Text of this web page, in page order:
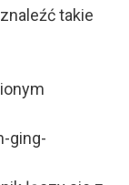
takie
ging-